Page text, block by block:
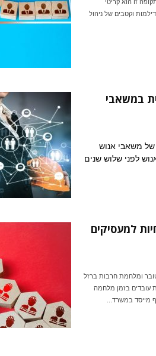
זו הוא קריטי
וקטבים של ניהול
במשאבי
של משאבי אנוש
לפני שלוש שנים
למעסיקים
אותם עברה מדינתנו החל מה-7 באוקטובר ומלחמת חרבות ברזל
עובדים בזמן מלחמה
מייסד במשרד...